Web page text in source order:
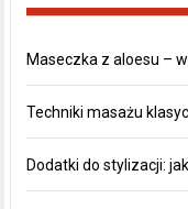
Maseczka z aloesu –
Techniki masażu
Dodatki do stylizacji: